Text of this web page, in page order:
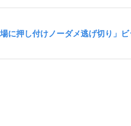
場に押し付けノーダメ逃げ切り」